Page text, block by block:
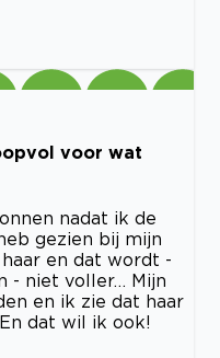
voor wat
nadat ik de
gezien bij mijn
en dat wordt -
- niet voller… Mijn
en ik zie dat haar
dat wil ik ook!